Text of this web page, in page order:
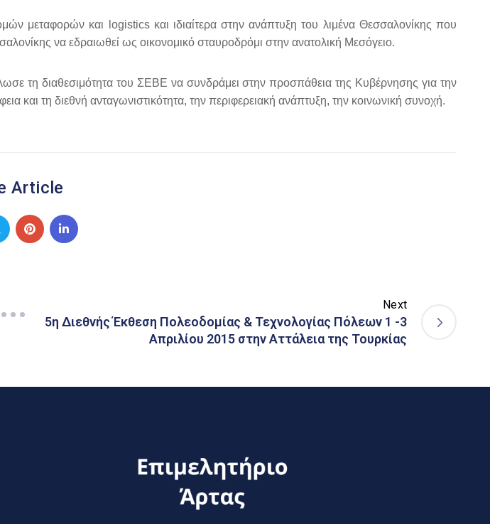
μεταφορών και logisticsκαι ιδιαίτερα στην ανάπτυξη του λιμένα Θεσσαλονίκης που
να εδραιωθεί ως οικονομικό σταυροδρόμι στην ανατολική Μεσόγειο.
τη διαθεσιμότητα του ΣΕΒΕ να συνδράμει στην προσπάθεια της Κυβέρνησης για την
και τη διεθνή ανταγωνιστικότητα, την περιφερειακή ανάπτυξη, την κοινωνική συνοχή.
Article
Next
5η Διεθνής Έκθεση Πολεοδομίας & Τεχνολογίας Πόλεων 1 -3
Απριλίου 2015 στην Αττάλεια της Τουρκίας